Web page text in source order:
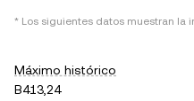
* Los siguientes datos muestran la
Máximo histórico
B413,24